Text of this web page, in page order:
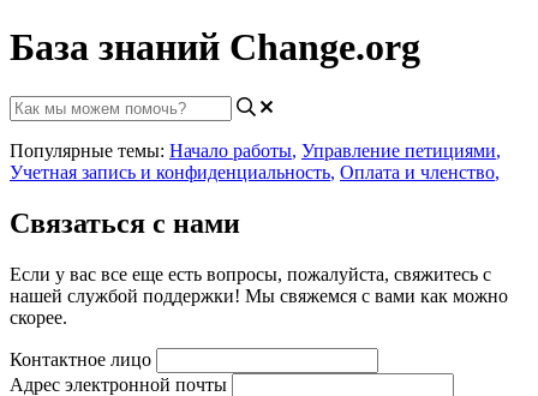
База знаний Change.org
Популярные темы: Начало работы, Управление петициями,
Учетная запись и конфиденциальность, Оплата и членство,
Связаться с нами
Если у вас все еще есть вопросы, пожалуйста, свяжитесь с
нашей службой поддержки! Мы свяжемся с вами как можно
скорее.
Контактное лицо
Адрес электронной почты